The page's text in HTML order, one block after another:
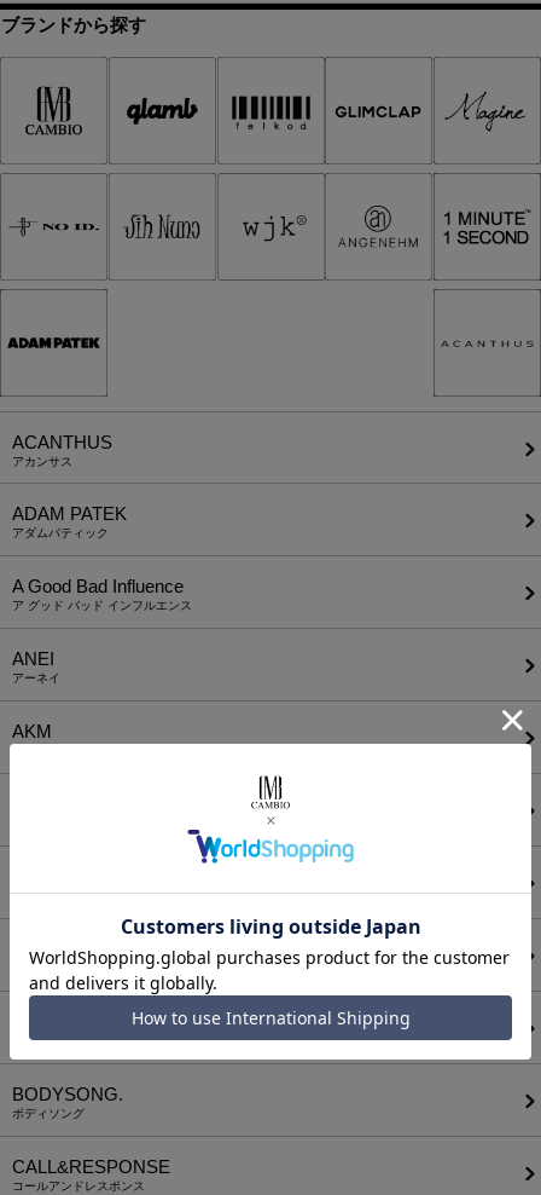
ブランドから探す
ACANTHUS
アカンサス
ADAM PATEK
アダムパティック
A Good Bad Influence
ア グッド バッド インフルエンス
ANEI
アーネイ
AKM
アンゲネーム
ATTACHMENT
アタッチメント
アウィナイト
BODYSONG.
ボディソング
CALL&RESPONSE
コールアンドレスポンス